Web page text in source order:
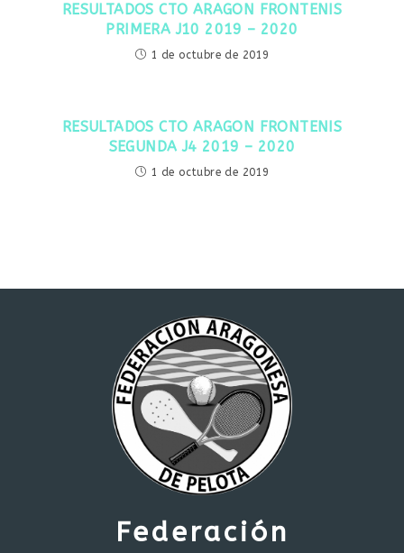
RESULTADOS CTO ARAGON FRONTENIS
PRIMERA J10 2019 – 2020
1 de octubre de 2019
RESULTADOS CTO ARAGON FRONTENIS
SEGUNDA J4 2019 – 2020
1 de octubre de 2019
Federación